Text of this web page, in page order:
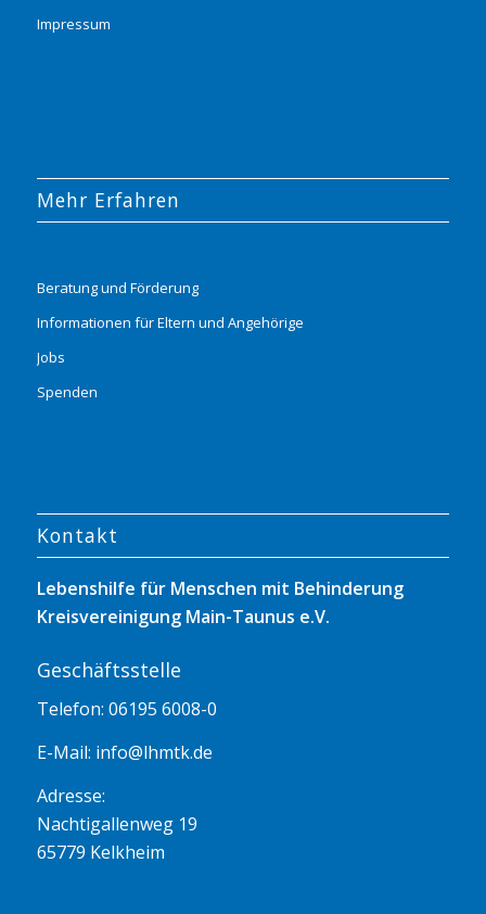
Impressum
Mehr Erfahren
Beratung und Förderung
Informationen für Eltern und Angehörige
Jobs
Spenden
Kontakt
Lebenshilfe für Menschen mit Behinderung
Kreisvereinigung Main-Taunus e.V.
Geschäftsstelle
Telefon: 06195 6008-0
E-Mail: info@lhmtk.de
Adresse:
Nachtigallenweg 19
65779 Kelkheim